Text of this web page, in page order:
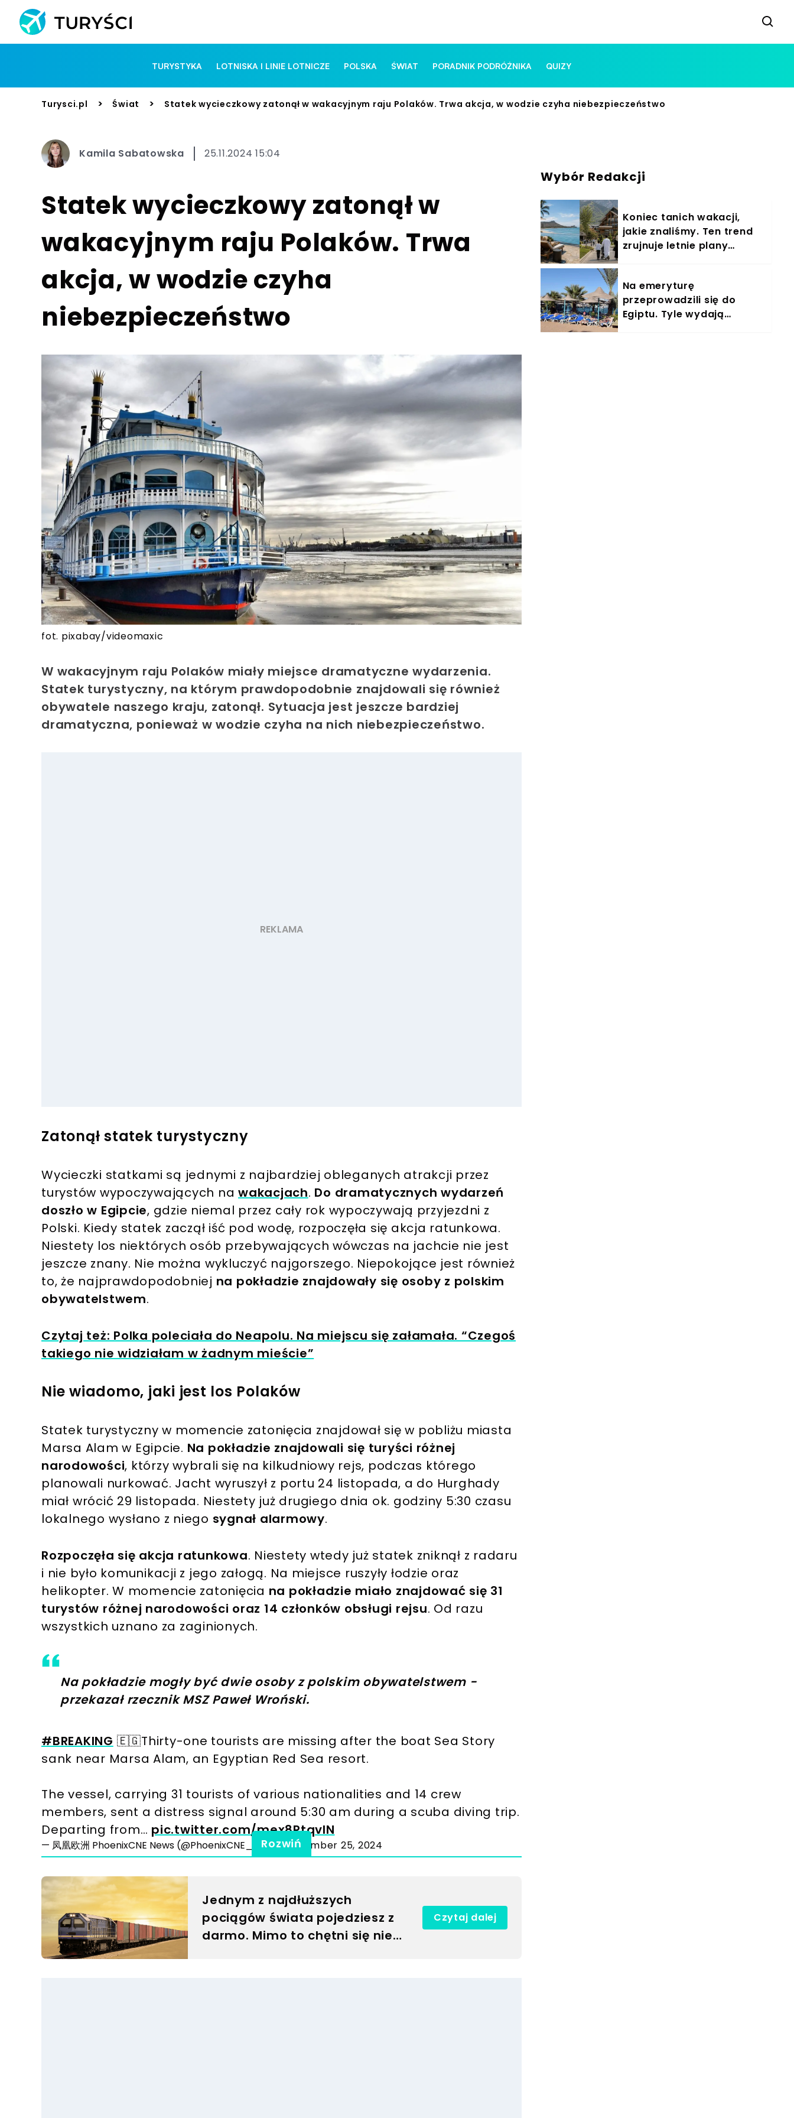
TURYSTYKA LOTNISKA I LINIE LOTNICZE POLSKA ŚWIAT PORADNIK PODRÓŻNIKA QUIZY
Turysci.pl > Świat > Statek wycieczkowy zatonął w wakacyjnym raju Polaków. Trwa akcja, w wodzie czyha niebezpieczeństwo
Kamila Sabatowska 25.11.2024 15:04
Statek wycieczkowy zatonął w
wakacyjnym raju Polaków. Trwa
akcja, w wodzie czyha
niebezpieczeństwo
fot. pixabay/videomaxic
W wakacyjnym raju Polaków miały miejsce dramatyczne wydarzenia.
Statek turystyczny, na którym prawdopodobnie znajdowali się również
obywatele naszego kraju, zatonął. Sytuacja jest jeszcze bardziej
dramatyczna, ponieważ w wodzie czyha na nich niebezpieczeństwo.
Zatonął statek turystyczny
Wycieczki statkami są jednymi z najbardziej obleganych atrakcji przez
turystów wypoczywających na wakacjach. Do dramatycznych wydarzeń
doszło w Egipcie, gdzie niemal przez cały rok wypoczywają przyjezdni z
Polski. Kiedy statek zaczął iść pod wodę, rozpoczęła się akcja ratunkowa.
Niestety los niektórych osób przebywających wówczas na jachcie nie jest
jeszcze znany. Nie można wykluczyć najgorszego. Niepokojące jest również
to, że najprawdopodobniej na pokładzie znajdowały się osoby z polskim
obywatelstwem.
Czytaj też: Polka poleciała do Neapolu. Na miejscu się załamała. “Czegoś
takiego nie widziałam w żadnym mieście”
Nie wiadomo, jaki jest los Polaków
Statek turystyczny w momencie zatonięcia znajdował się w pobliżu miasta
Marsa Alam w Egipcie. Na pokładzie znajdowali się turyści różnej
narodowości, którzy wybrali się na kilkudniowy rejs, podczas którego
planowali nurkować. Jacht wyruszył z portu 24 listopada, a do Hurghady
miał wrócić 29 listopada. Niestety już drugiego dnia ok. godziny 5:30 czasu
lokalnego wysłano z niego sygnał alarmowy.
Rozpoczęła się akcja ratunkowa. Niestety wtedy już statek zniknął z radaru
i nie było komunikacji z jego załogą. Na miejsce ruszyły łodzie oraz
helikopter. W momencie zatonięcia na pokładzie miało znajdować się 31
turystów różnej narodowości oraz 14 członków obsługi rejsu. Od razu
wszystkich uznano za zaginionych.
Na pokładzie mogły być dwie osoby z polskim obywatelstwem -
przekazał rzecznik MSZ Paweł Wroński.
#BREAKING 🇪🇬Thirty-one tourists are missing after the boat Sea Story
sank near Marsa Alam, an Egyptian Red Sea resort.
The vessel, carrying 31 tourists of various nationalities and 14 crew
members, sent a distress signal around 5:30 am during a scuba diving trip.
Departing from… pic.twitter.com/mex8RtqvIN
— 凤凰欧洲 PhoenixCNE News (@PhoenixCNE_News)November 25, 2024
Rozwiń
Jednym z najdłuższych
pociągów świata pojedziesz z
darmo. Mimo to chętni się nie
Czytaj dalej
Wybór Redakcji
Koniec tanich wakacji,
jakie znaliśmy. Ten trend
zrujnuje letnie plany
Na emeryturę
przeprowadzili się do
Egiptu. Tyle wydają